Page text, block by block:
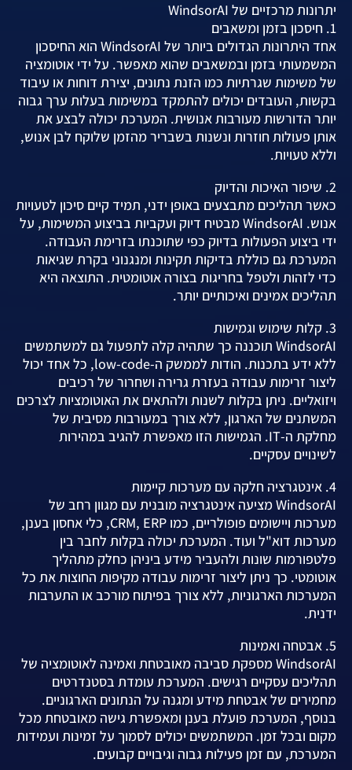
יתרונות מרכזיים של WindsorAI
1. חיסכון בזמן ומשאבים
אחד היתרונות הגדולים ביותר של WindsorAI הוא החיסכון
המשמעותי בזמן ובמשאבים שהוא מאפשר. על ידי אוטומציה
של משימות שגרתיות כמו הזנת נתונים, יצירת דוחות או עיבוד
בקשות, העובדים יכולים להתמקד במשימות בעלות ערך גבוה
יותר הדורשות מעורבות אנושית. המערכת יכולה לבצע את
אותן פעולות חוזרות ונשנות בשבריר מהזמן שלוקח לבן אנוש,
וללא טעויות.
2. שיפור האיכות והדיוק
כאשר תהליכים מתבצעים באופן ידני, תמיד קיים סיכון לטעויות
אנוש. WindsorAI מבטיח דיוק ועקביות בביצוע המשימות, על
ידי ביצוע הפעולות בדיוק כפי שתוכנתו בזרימת העבודה.
המערכת גם כוללת בדיקות תקינות ומנגנוני בקרת שגיאות
כדי לזהות ולטפל בחריגות בצורה אוטומטית. התוצאה היא
תהליכים אמינים ואיכותיים יותר.
3. קלות שימוש וגמישות
WindsorAI תוכננה כך שתהיה קלה לתפעול גם למשתמשים
ללא ידע בתכנות. הודות לממשק ה-low-code, כל אחד יכול
ליצור זרימות עבודה בעזרת גרירה ושחרור של רכיבים
ויזואליים. ניתן בקלות לשנות ולהתאים את האוטומציות לצרכים
המשתנים של הארגון, ללא צורך במעורבות מסיבית של
מחלקת ה-IT. הגמישות הזו מאפשרת להגיב במהירות
לשינויים עסקיים.
4. אינטגרציה חלקה עם מערכות קיימות
WindsorAI מציעה אינטגרציה מובנית עם מגוון רחב של
מערכות ויישומים פופולריים, כמו CRM, ERP, כלי אחסון בענן,
מערכות דוא"ל ועוד. המערכת יכולה בקלות לחבר בין
פלטפורמות שונות ולהעביר מידע ביניהן כחלק מתהליך
אוטומטי. כך ניתן ליצור זרימות עבודה מקיפות החוצות את כל
המערכות הארגוניות, ללא צורך בפיתוח מורכב או התערבות
ידנית.
5. אבטחה ואמינות
WindsorAI מספקת סביבה מאובטחת ואמינה לאוטומציה של
תהליכים עסקיים רגישים. המערכת עומדת בסטנדרטים
מחמירים של אבטחת מידע ומגנה על הנתונים הארגוניים.
בנוסף, המערכת פועלת בענן ומאפשרת גישה מאובטחת מכל
מקום ובכל זמן. המשתמשים יכולים לסמוך על זמינות ועמידות
המערכת, עם זמן פעילות גבוה וגיבויים קבועים.